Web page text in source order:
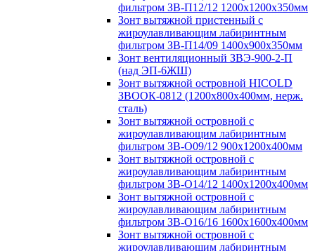
фильтром ЗВ-П12/12 1200х1200х350мм
Зонт вытяжной пристенный с
жироулавливающим лабиринтным
фильтром ЗВ-П14/09 1400х900х350мм
Зонт вентиляционный ЗВЭ-900-2-П
(над ЭП-6ЖШ)
Зонт вытяжной островной HICOLD
ЗВООК-0812 (1200х800x400мм, нерж.
сталь)
Зонт вытяжной островной с
жироулавливающим лабиринтным
фильтром ЗВ-О09/12 900х1200х400мм
Зонт вытяжной островной с
жироулавливающим лабиринтным
фильтром ЗВ-О14/12 1400х1200х400мм
Зонт вытяжной островной с
жироулавливающим лабиринтным
фильтром ЗВ-О16/16 1600х1600х400мм
Зонт вытяжной островной с
жироулавливающим лабиринтным